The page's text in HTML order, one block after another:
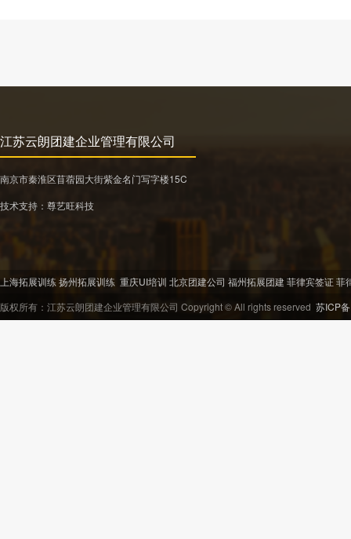
江苏云朗团建企业管理有限公司
南京市秦淮区苜蓿园大街紫金名门写字楼15C
技术支持： 尊艺旺科技
上海拓展训练 扬州拓展训练 重庆UI培训 北京团建公司 福州拓展团建菲律宾签证菲
版权所有：江苏云朗团建企业管理有限公司 Copyright © All rights reserved 苏ICP